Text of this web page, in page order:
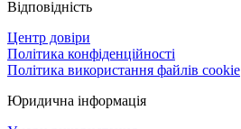
Відповідність
Центр довіри
Політика конфіденційності
Політика використання файлів cookie
Юридична інформація